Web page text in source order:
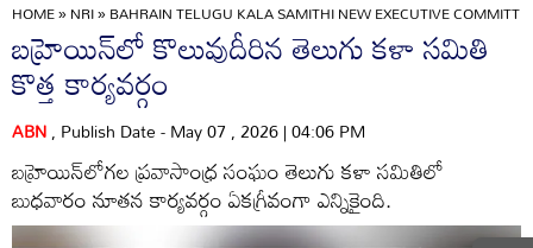
HOME»NRI»BAHRAIN TELUGU KALA SAMITHI NEW EXECUTIVE
బహ్రెయిన్‌లో కొలువుదీరిన తెలుగు కళా సమితి
కొత్త కార్యవర్గం
ABN, Publish Date - May 07 , 2026 | 04:06 PM
బహ్రెయిన్‌లోగల ప్రవాసాంధ్ర సంఘం తెలుగు కళా సమితిలో
బుధవారం నూతన కార్యవర్గం ఏకగ్రీవంగా ఎన్నికైంది.